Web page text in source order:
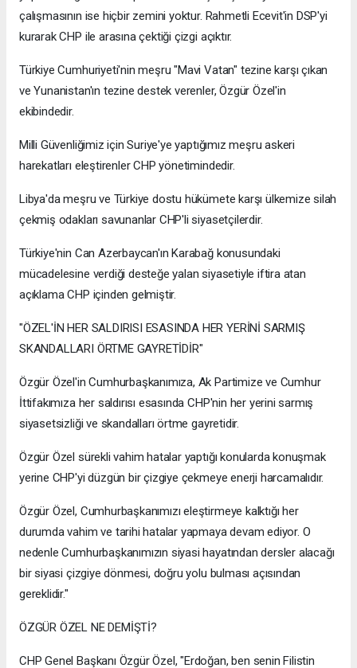
çalışmasının ise hiçbir zemini yoktur. Rahmetli Ecevit'in DSP'yi
kurarak CHP ile arasına çektiği çizgi açıktır.
Türkiye Cumhuriyeti'nin meşru "Mavi Vatan" tezine karşı çıkan
ve Yunanistan'ın tezine destek verenler, Özgür Özel'in
ekibindedir.
Milli Güvenliğimiz için Suriye'ye yaptığımız meşru askeri
harekatları eleştirenler CHP yönetimindedir.
Libya'da meşru ve Türkiye dostu hükümete karşı ülkemize silah
çekmiş odakları savunanlar CHP'li siyasetçilerdir.
Türkiye'nin Can Azerbaycan'ın Karabağ konusundaki
mücadelesine verdiği desteğe yalan siyasetiyle iftira atan
açıklama CHP içinden gelmiştir.
"ÖZEL'İN HER SALDIRISI ESASINDA HER YERİNİ SARMIŞ
SKANDALLARI ÖRTME GAYRETİDİR"
Özgür Özel'in Cumhurbaşkanımıza, Ak Partimize ve Cumhur
İttifakımıza her saldırısı esasında CHP'nin her yerini sarmış
siyasetsizliği ve skandalları örtme gayretidir.
Özgür Özel sürekli vahim hatalar yaptığı konularda konuşmak
yerine CHP'yi düzgün bir çizgiye çekmeye enerji harcamalıdır.
Özgür Özel, Cumhurbaşkanımızı eleştirmeye kalktığı her
durumda vahim ve tarihi hatalar yapmaya devam ediyor. O
nedenle Cumhurbaşkanımızın siyasi hayatından dersler alacağı
bir siyasi çizgiye dönmesi, doğru yolu bulması açısından
gereklidir."
ÖZGÜR ÖZEL NE DEMİŞTİ?
CHP Genel Başkanı Özgür Özel, "Erdoğan, ben senin Filistin